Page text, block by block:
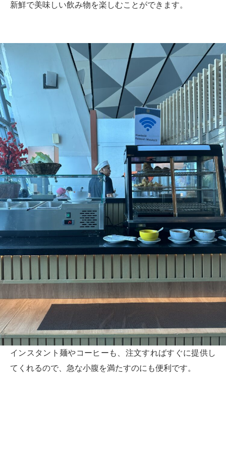
新鮮で美味しい飲み物を楽しむことができます。
インスタント麺やコーヒーも、注文すればすぐに提供し
てくれるので、急な小腹を満たすのにも便利です。